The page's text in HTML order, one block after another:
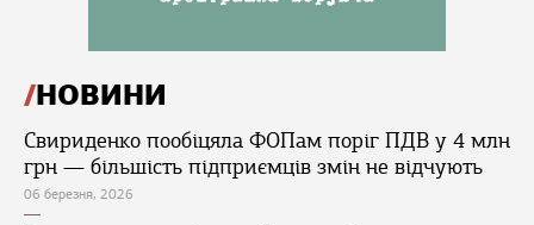
НОВИНИ
Свириденко пообіцяла ФОПам поріг ПДВ у 4 млн
грн — більшість підприємців змін не відчують
06 березня, 2026